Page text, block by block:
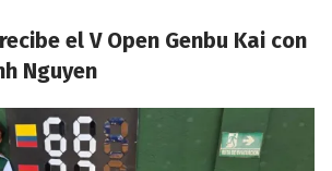
el V Open Genbu Kai con
Nguyen